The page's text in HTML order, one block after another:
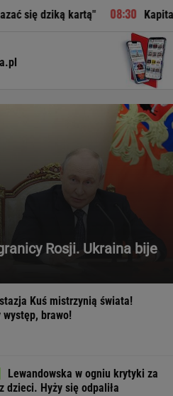
kartą" Kapitan odchodzi z
Rosji. Ukraina bije
Kuś mistrzynią świata!
występ, brawo!
Lewandowska w ogniu krytyki za
dzieci. Hyży się odpaliła